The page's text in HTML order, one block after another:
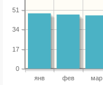
янв фев мар
0
17
34
51